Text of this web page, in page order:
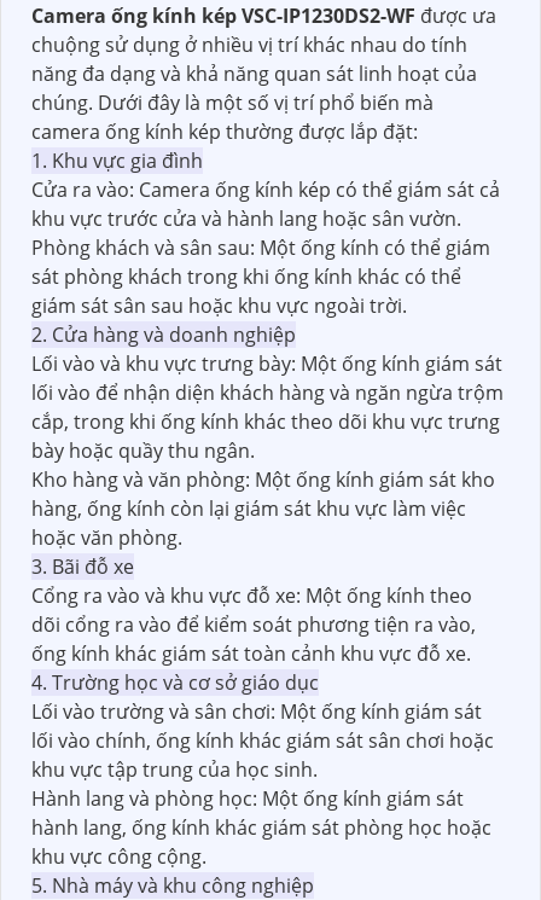
Camera ống kính kép VSC-IP1230DS2-WF được ưa
chuộng sử dụng ở nhiều vị trí khác nhau do tính
năng đa dạng và khả năng quan sát linh hoạt của
chúng. Dưới đây là một số vị trí phổ biến mà
camera ống kính kép thường được lắp đặt:
1. Khu vực gia đình
Cửa ra vào: Camera ống kính kép có thể giám sát cả
khu vực trước cửa và hành lang hoặc sân vườn.
Phòng khách và sân sau: Một ống kính có thể giám
sát phòng khách trong khi ống kính khác có thể
giám sát sân sau hoặc khu vực ngoài trời.
2. Cửa hàng và doanh nghiệp
Lối vào và khu vực trưng bày: Một ống kính giám sát
lối vào để nhận diện khách hàng và ngăn ngừa trộm
cắp, trong khi ống kính khác theo dõi khu vực trưng
bày hoặc quầy thu ngân.
Kho hàng và văn phòng: Một ống kính giám sát kho
hàng, ống kính còn lại giám sát khu vực làm việc
hoặc văn phòng.
3. Bãi đỗ xe
Cổng ra vào và khu vực đỗ xe: Một ống kính theo
dõi cổng ra vào để kiểm soát phương tiện ra vào,
ống kính khác giám sát toàn cảnh khu vực đỗ xe.
4. Trường học và cơ sở giáo dục
Lối vào trường và sân chơi: Một ống kính giám sát
lối vào chính, ống kính khác giám sát sân chơi hoặc
khu vực tập trung của học sinh.
Hành lang và phòng học: Một ống kính giám sát
hành lang, ống kính khác giám sát phòng học hoặc
khu vực công cộng.
5. Nhà máy và khu công nghiệp